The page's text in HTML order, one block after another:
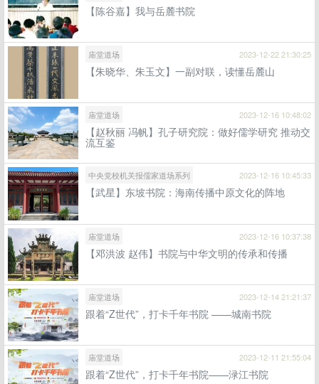
【陈谷嘉】我与岳麓书院
庙堂道场 2023-12-22 21:30:25
【朱晓华、朱玉文】一副对联，读懂岳麓山
庙堂道场 2023-12-16 10:48:02
【赵秋丽 冯帆】孔子研究院：做好儒学研究 推动交
流互鉴
中央党校机关报儒家道场系列 2023-12-16 10:45:33
【武星】东坡书院：海南传播中原文化的阵地
庙堂道场 2023-12-16 10:37:38
【邓洪波 赵伟】书院与中华文明的传承和传播
庙堂道场 2023-12-14 21:21:37
跟着“Z世代”，打卡千年书院 ——城南书院
庙堂道场 2023-12-11 21:55:04
跟着“Z世代”，打卡千年书院——渌江书院